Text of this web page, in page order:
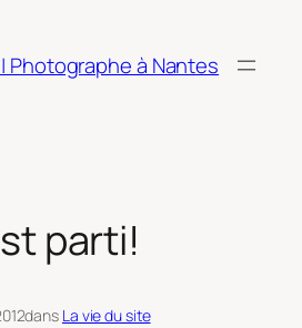
Photographe à Nantes
parti!
dans La vie du site